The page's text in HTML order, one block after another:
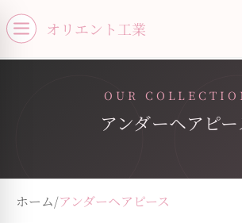
Open menu
オリエント工業
menu
OUR
アンダーヘアピー
ホーム/アンダーヘアピース